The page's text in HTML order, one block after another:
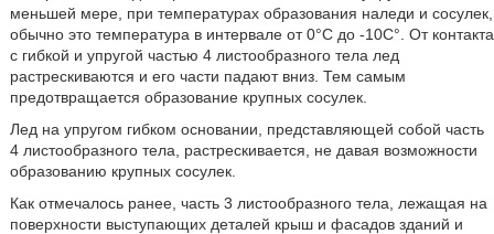
меньшей мере, при температурах образования наледи и сосулек,
обычно это температура в интервале от 0°С до -10С°. От контакта
с гибкой и упругой частью 4 листообразного тела лед
растрескиваются и его части падают вниз. Тем самым
предотвращается образование крупных сосулек.
Лед на упругом гибком основании, представляющей собой часть
4 листообразного тела, растрескивается, не давая возможности
образованию крупных сосулек.
Как отмечалось ранее, часть 3 листообразного тела, лежащая на
поверхности выступающих деталей крыш и фасадов зданий и